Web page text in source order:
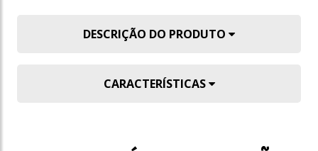
DESCRIÇÃO DO PRODUTO
CARACTERÍSTICAS